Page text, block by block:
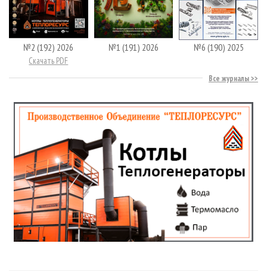
№2 (192) 2026
Скачать PDF
№1 (191) 2026 №6 (190) 2025
Все журналы